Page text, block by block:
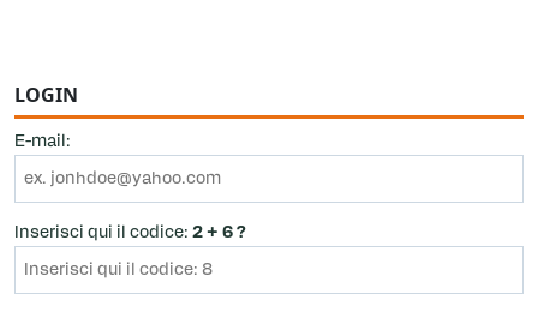
LOGIN
E-mail:
Inserisci qui il codice: 2 + 6 ?